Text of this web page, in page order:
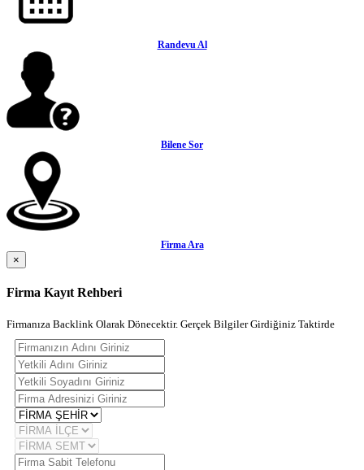
Randevu Al
Bilene Sor
Firma Ara
×
Firma Kayıt Rehberi
Firmanıza Backlink Olarak Dönecektir. Gerçek Bilgiler Girdiğiniz Taktirde